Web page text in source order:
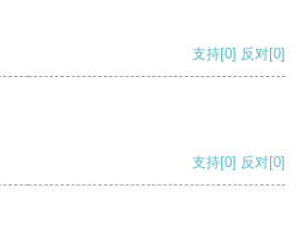
支持[0] 反对[0]
支持[0] 反对[0]